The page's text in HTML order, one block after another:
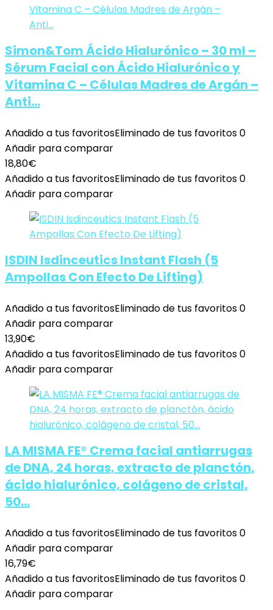
Simon&Tom Ácido Hialurónico – 30 ml –
Sérum Facial con Ácido Hialurónico y
Vitamina C – Células Madres de Argán –
Anti…
Añadido a tus favoritosEliminado de tus favoritos0
Añadir para comparar
18,80€
Añadido a tus favoritosEliminado de tus favoritos0
Añadir para comparar
ISDIN Isdinceutics Instant Flash (5
Ampollas Con Efecto De Lifting)
Añadido a tus favoritosEliminado de tus favoritos0
Añadir para comparar
13,90€
Añadido a tus favoritosEliminado de tus favoritos0
Añadir para comparar
LA MISMA FE® Crema facial antiarrugas
de DNA, 24 horas, extracto de planctón,
ácido hialurónico, colágeno de cristal,
50…
Añadido a tus favoritosEliminado de tus favoritos0
Añadir para comparar
16,79€
Añadido a tus favoritosEliminado de tus favoritos0
Añadir para comparar